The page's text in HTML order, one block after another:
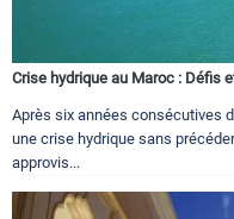
Crise hydrique au Maroc : Défis
Après six années consécutives
une crise hydrique sans
approvis...